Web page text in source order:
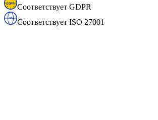
Соответствует GDPR
Соответствует ISO 27001